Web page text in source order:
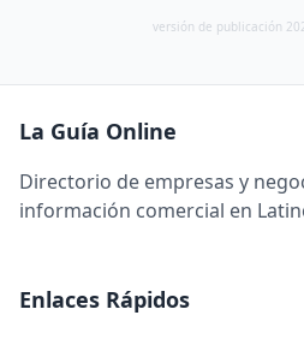
versión de publicación
La Guía Online
Directorio de empresas y
información comercial en
Enlaces Rápidos